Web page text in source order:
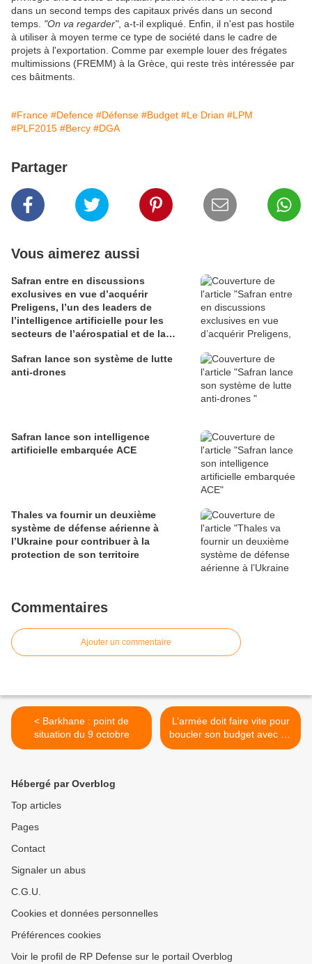
dans un second temps des capitaux privés dans un second
temps. "On va regarder", a-t-il expliqué. Enfin, il n'est pas hostile
à utiliser à moyen terme ce type de société dans le cadre de
projets à l'exportation. Comme par exemple louer des frégates
multimissions (FREMM) à la Grèce, qui reste très intéressée par
ces bâitments.
#France #Defence #Défense #Budget #Le Drian #LPM
#PLF2015 #Bercy #DGA
Partager
Vous aimerez aussi
Safran entre en discussions
exclusives en vue d’acquérir
Preligens, l’un des leaders de
l’intelligence artificielle pour les
secteurs de l’aérospatial et de la
Safran lance son système de lutte
anti-drones
Safran lance son intelligence
artificielle embarquée ACE
Thales va fournir un deuxième
système de défense aérienne à
l’Ukraine pour contribuer à la
protection de son territoire
Commentaires
Ajouter un commentaire
< Barkhane : point de
situation du 9 octobre
L’armée doit faire vite pour
boucler son budget avec de
la location de matériel >
Hébergé par Overblog
Top articles
Pages
Contact
Signaler un abus
C.G.U.
Cookies et données personnelles
Préférences cookies
Voir le profil de RP Defense sur le portail Overblog